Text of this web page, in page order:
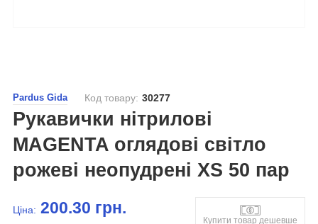
Pardus Gida Код товару: 30277
Рукавички нітрилові
MAGENTA оглядові світло
рожеві неопудрені XS 50 пар
Ціна: 200.30 грн.
Купити товар дешевше